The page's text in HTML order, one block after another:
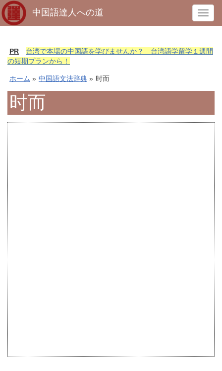
T
o
g
i
中国語達人への道
PR
台湾で本場の中国語を学びませんか？ 台湾語学留学１週間
の短期プランから！
ホーム » 中国語文法辞典 » 时而
时而